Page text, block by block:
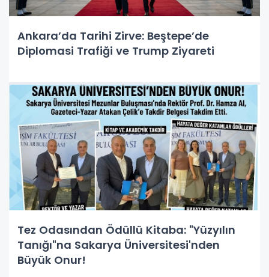
Ankara’da Tarihi Zirve: Beştepe’de
Diplomasi Trafiği ve Trump Ziyareti
Tez Odasından Ödüllü Kitaba: "Yüzyılın
Tanığı"na Sakarya Üniversitesi'nden
Büyük Onur!